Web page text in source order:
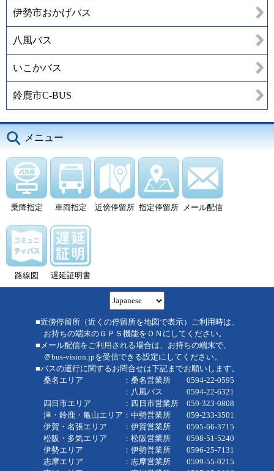
伊勢市おかげバス
八風バス
いこかバス
鈴鹿市C-BUS
メニュー
乗降指定 車両指定 近傍停留所 指定停留所 メール配信
路線図 遅延証明書
■近傍停留所（近くの停留所を地図で表示）ご利用時は、
お持ちの端末のＧＰＳ機能をＯＮにしてください。
■メール配信をご利用される場合は、お持ちの端末で、
＠bus-vision.jpを受信できる設定にしてください。
■バスの運行に関するお問合せは下記までお願いします。
桑名エリア ：桑名営業所 0594-22-0595
：八風バス 0594-22-6321
四日市エリア ：四日市営業所 059-323-0808
津・鈴鹿・亀山エリア：中勢営業所 059-233-3501
伊賀・名張エリア ：伊賀営業所 0595-66-3715
松阪・多気エリア ：松阪営業所 0598-51-5240
伊勢エリア ：伊勢営業所 0596-25-7131
志摩エリア ：志摩営業所 0599-55-0215